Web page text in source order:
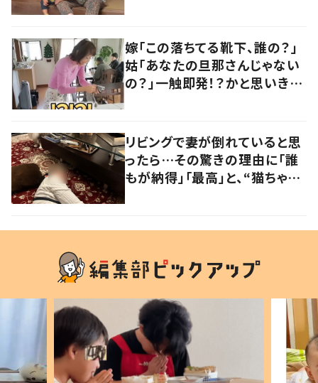
嫁「この落ちてる靴下、誰の？」
姑「あなたの旦那さんじゃない
の？」一触即発！？かと思いき
リビングで妻が倒れていると思
ったら…その驚きの理由に「誰
もが納得」「最高」と、“猫ちゃん